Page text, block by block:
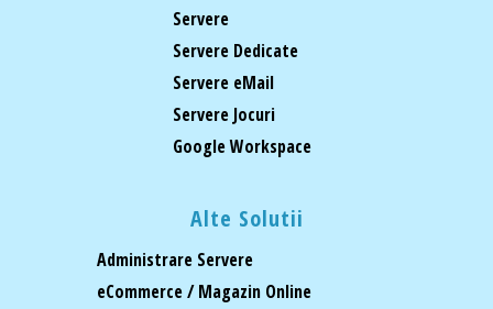
Servere
Servere Dedicate
Servere eMail
Servere Jocuri
Google Workspace
Alte Solutii
Administrare Servere
eCommerce / Magazin Online